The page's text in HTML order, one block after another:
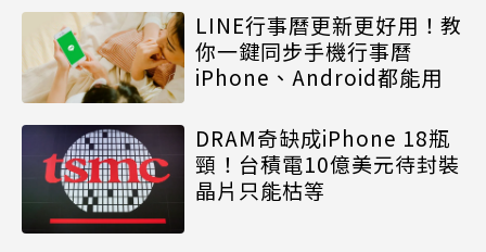
LINE行事曆更新更好用！教
你一鍵同步手機行事曆
iPhone、Android都能用
DRAM奇缺成iPhone 18瓶
頸！台積電10億美元待封裝
晶片只能枯等